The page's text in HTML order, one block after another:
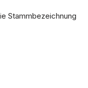
Stammbezeichnung